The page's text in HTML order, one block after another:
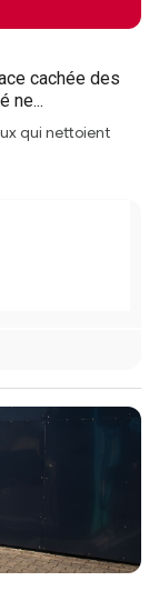
cachée des
ne...
qui nettoient